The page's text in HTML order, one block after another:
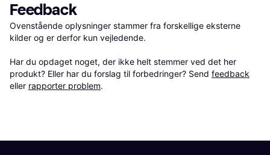
Feedback
Ovenstående oplysninger stammer fra forskellige eksterne
kilder og er derfor kun vejledende.
Har du opdaget noget, der ikke helt stemmer ved det her
produkt? Eller har du forslag til forbedringer? Send feedback
eller rapporter problem.